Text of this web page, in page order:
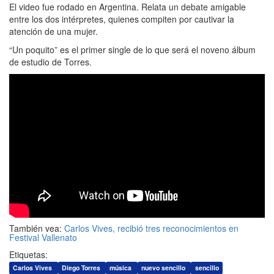
El video fue rodado en Argentina. Relata un debate amigable
entre los dos intérpretes, quienes compiten por cautivar la
atención de una mujer.
“Un poquito” es el primer single de lo que será el noveno álbum
de estudio de Torres.
También vea: Carlos Vives, recibió tres reconocimientos en
Festival Vallenato
Etiquetas:
Carlos Vives Diego Torres música nuevo sencillo
sencillo